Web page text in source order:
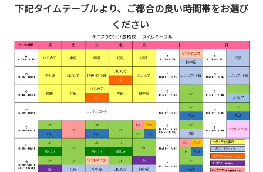
下記タイムテーブルより、ご都合の良い時間帯をお選び
ください